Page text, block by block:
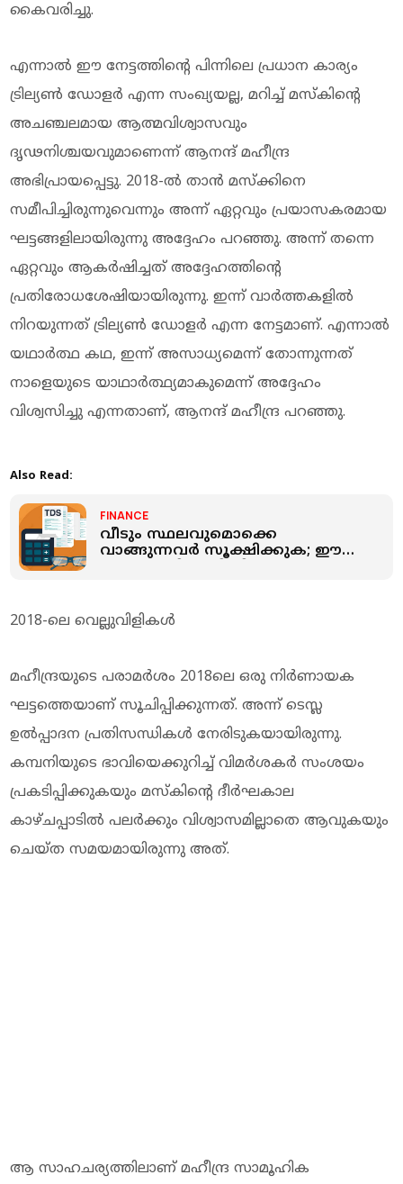
കൈവരിച്ചു.
എന്നാല്‍ ഈ നേട്ടത്തിന്റെ പിന്നിലെ പ്രധാന കാര്യം
ട്രില്യണ്‍ ഡോളര്‍ എന്ന സംഖ്യയല്ല, മറിച്ച് മസ്‌കിന്റെ
അചഞ്ചലമായ ആത്മവിശ്വാസവും
ദൃഢനിശ്ചയവുമാണെന്ന് ആനന്ദ് മഹീന്ദ്ര
അഭിപ്രായപ്പെട്ടു. 2018-ല്‍ താന്‍ മസ്‌ക്കിനെ
സമീപിച്ചിരുന്നുവെന്നും അന്ന് ഏറ്റവും പ്രയാസകരമായ
ഘട്ടങ്ങളിലായിരുന്നു അദ്ദേഹം പറഞ്ഞു. അന്ന് തന്നെ
ഏറ്റവും ആകര്‍ഷിച്ചത് അദ്ദേഹത്തിന്റെ
പ്രതിരോധശേഷിയായിരുന്നു. ഇന്ന് വാര്‍ത്തകളില്‍
നിറയുന്നത് ട്രില്യണ്‍ ഡോളര്‍ എന്ന നേട്ടമാണ്. എന്നാല്‍
യഥാര്‍ത്ഥ കഥ, ഇന്ന് അസാധ്യമെന്ന് തോന്നുന്നത്
നാളെയുടെ യാഥാര്‍ത്ഥ്യമാകുമെന്ന് അദ്ദേഹം
വിശ്വസിച്ചു എന്നതാണ്, ആനന്ദ് മഹീന്ദ്ര പറഞ്ഞു.
Also Read:
FINANCE
വീടും സ്ഥലവുമൊക്കെ
വാങ്ങുന്നവര്‍ സൂക്ഷിക്കുക; ഈ
2018-ലെ വെല്ലുവിളികള്‍
മഹീന്ദ്രയുടെ പരാമര്‍ശം 2018ലെ ഒരു നിര്‍ണായക
ഘട്ടത്തെയാണ് സൂചിപ്പിക്കുന്നത്. അന്ന് ടെസ്ല
ഉല്‍പ്പാദന പ്രതിസന്ധികള്‍ നേരിടുകയായിരുന്നു.
കമ്പനിയുടെ ഭാവിയെക്കുറിച്ച് വിമര്‍ശകര്‍ സംശയം
പ്രകടിപ്പിക്കുകയും മസ്‌കിന്റെ ദീര്‍ഘകാല
കാഴ്ചപ്പാടില്‍ പലര്‍ക്കും വിശ്വാസമില്ലാതെ ആവുകയും
ചെയ്ത സമയമായിരുന്നു അത്.
ആ സാഹചര്യത്തിലാണ് മഹീന്ദ്ര സാമൂഹിക